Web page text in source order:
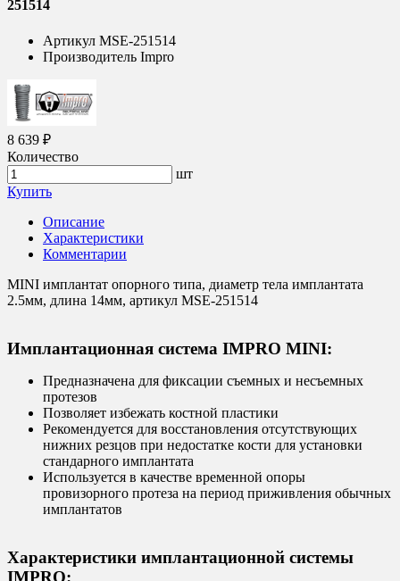
251514
Артикул MSE-251514
Производитель Impro
8 639 ₽
Количество
шт
Купить
Описание
Характеристики
Комментарии
MINI имплантат опорного типа, диаметр тела имплантата
2.5мм, длина 14мм, артикул MSE-251514
Имплантационная система IMPRO MINI:
Предназначена для фиксации съемных и несъемных
протезов
Позволяет избежать костной пластики
Рекомендуется для восстановления отсутствующих
нижних резцов при недостатке кости для установки
стандарного имплантата
Используется в качестве временной опоры
провизорного протеза на период приживления обычных
имплантатов
Характеристики имплантационной системы
IMPRO: